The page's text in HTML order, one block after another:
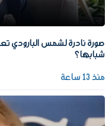
صورة نادرة لشمس البارودي
شبابها؟
منذ 13 ساعة